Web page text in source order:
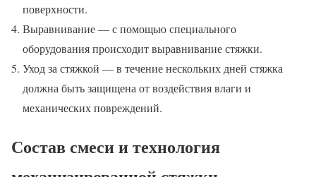
поверхности.
Выравнивание — с помощью специального
оборудования происходит выравнивание стяжки.
Уход за стяжкой — в течение нескольких дней стяжка
должна быть защищена от воздействия влаги и
механических повреждений.
Состав смеси и технология